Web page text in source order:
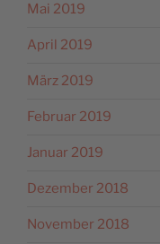
Mai 2019
April 2019
März 2019
Februar 2019
Januar 2019
Dezember 2018
November 2018